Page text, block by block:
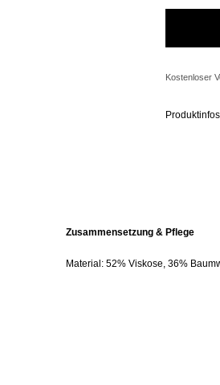
Kostenloser
Produktinfos
Zusammensetzung & Pflege
Material: 52% Viskose, 36%